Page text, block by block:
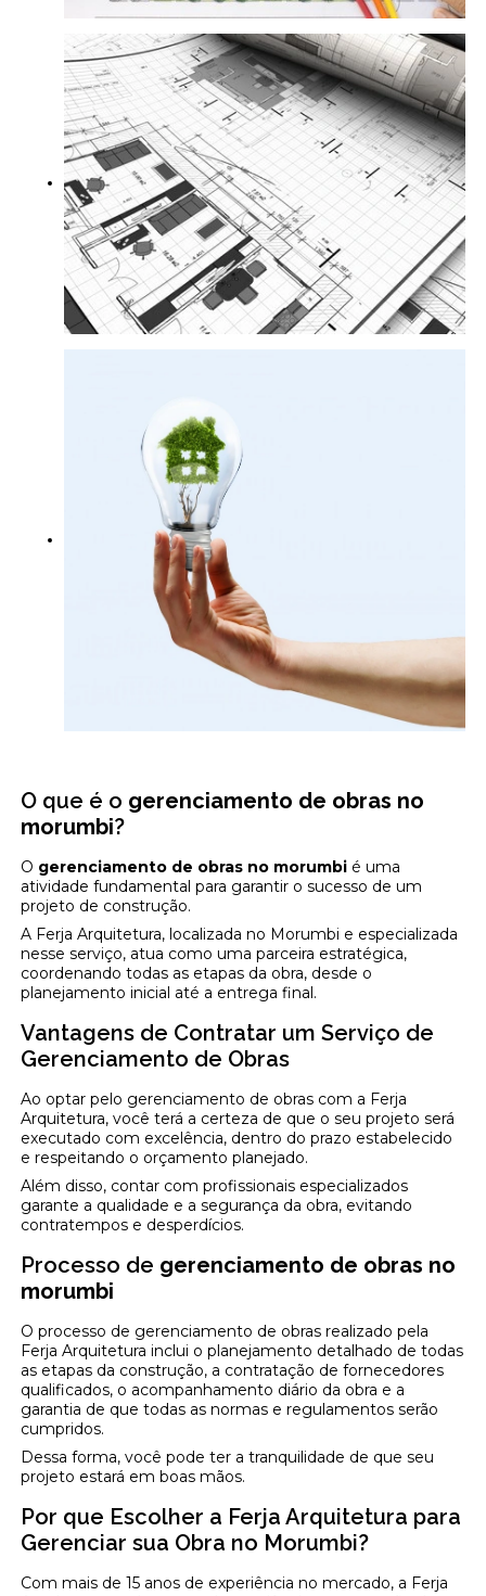
O que é o gerenciamento de obras no
morumbi?
O gerenciamento de obras no morumbi é uma
atividade fundamental para garantir o sucesso de um
projeto de construção.
A Ferja Arquitetura, localizada no Morumbi e especializada
nesse serviço, atua como uma parceira estratégica,
coordenando todas as etapas da obra, desde o
planejamento inicial até a entrega final.
Vantagens de Contratar um Serviço de
Gerenciamento de Obras
Ao optar pelo gerenciamento de obras com a Ferja
Arquitetura, você terá a certeza de que o seu projeto será
executado com excelência, dentro do prazo estabelecido
e respeitando o orçamento planejado.
Além disso, contar com profissionais especializados
garante a qualidade e a segurança da obra, evitando
contratempos e desperdícios.
Processo de gerenciamento de obras no
morumbi
O processo de gerenciamento de obras realizado pela
Ferja Arquitetura inclui o planejamento detalhado de todas
as etapas da construção, a contratação de fornecedores
qualificados, o acompanhamento diário da obra e a
garantia de que todas as normas e regulamentos serão
cumpridos.
Dessa forma, você pode ter a tranquilidade de que seu
projeto estará em boas mãos.
Por que Escolher a Ferja Arquitetura para
Gerenciar sua Obra no Morumbi?
Com mais de 15 anos de experiência no mercado, a Ferja